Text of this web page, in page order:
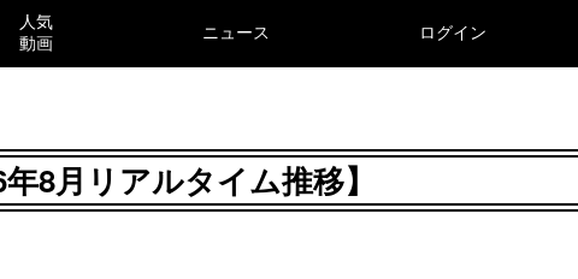
人気
動画
ニュース ログイン
8月リアルタイム推移】